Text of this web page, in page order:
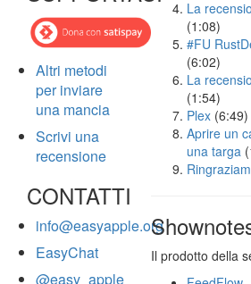
Altri metodi
per inviare
una mancia
Scrivi una
recensione
CONTATTI
info@easyapple.org
EasyChat
@easy_apple
La
(1:08)
#FU
(6:02)
La
(1:54)
Plex (6:49)
Aprire un
una targa
Il prodotto della